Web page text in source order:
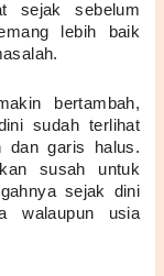
sejak sebelum
lebih baik
bertambah,
sudah terlihat
dan garis halus.
susah untuk
sejak dini
walaupun usia